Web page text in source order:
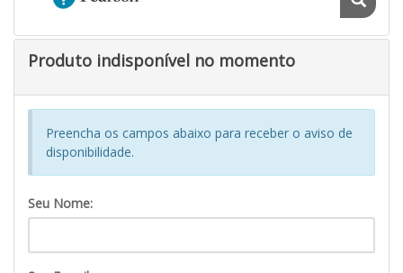
Produto indisponível no momento
Preencha os campos abaixo para receber o aviso de
disponibilidade.
Seu Nome: